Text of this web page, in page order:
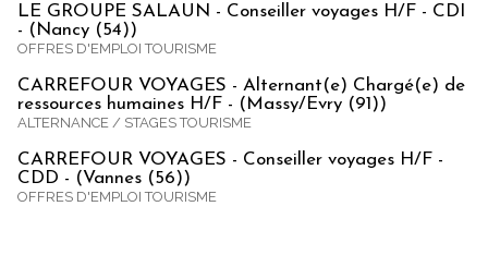
LE GROUPE SALAUN - Conseiller voyages H/F - CDI
- (Nancy (54))
OFFRES D'EMPLOI TOURISME
CARREFOUR VOYAGES - Alternant(e) Chargé(e) de
ressources humaines H/F - (Massy/Evry (91))
ALTERNANCE / STAGES TOURISME
CARREFOUR VOYAGES - Conseiller voyages H/F -
CDD - (Vannes (56))
OFFRES D'EMPLOI TOURISME